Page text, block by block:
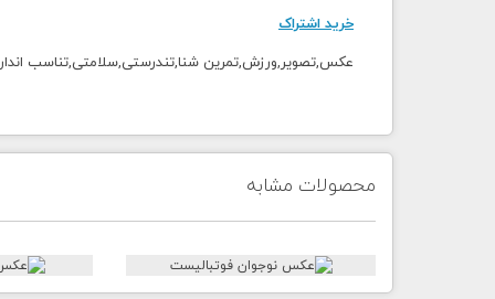
خرید اشتراک
عکس,تصویر,ورزش,تمرین شنا,تندرستی,سلامتی,تناسب
محصولات مشابه